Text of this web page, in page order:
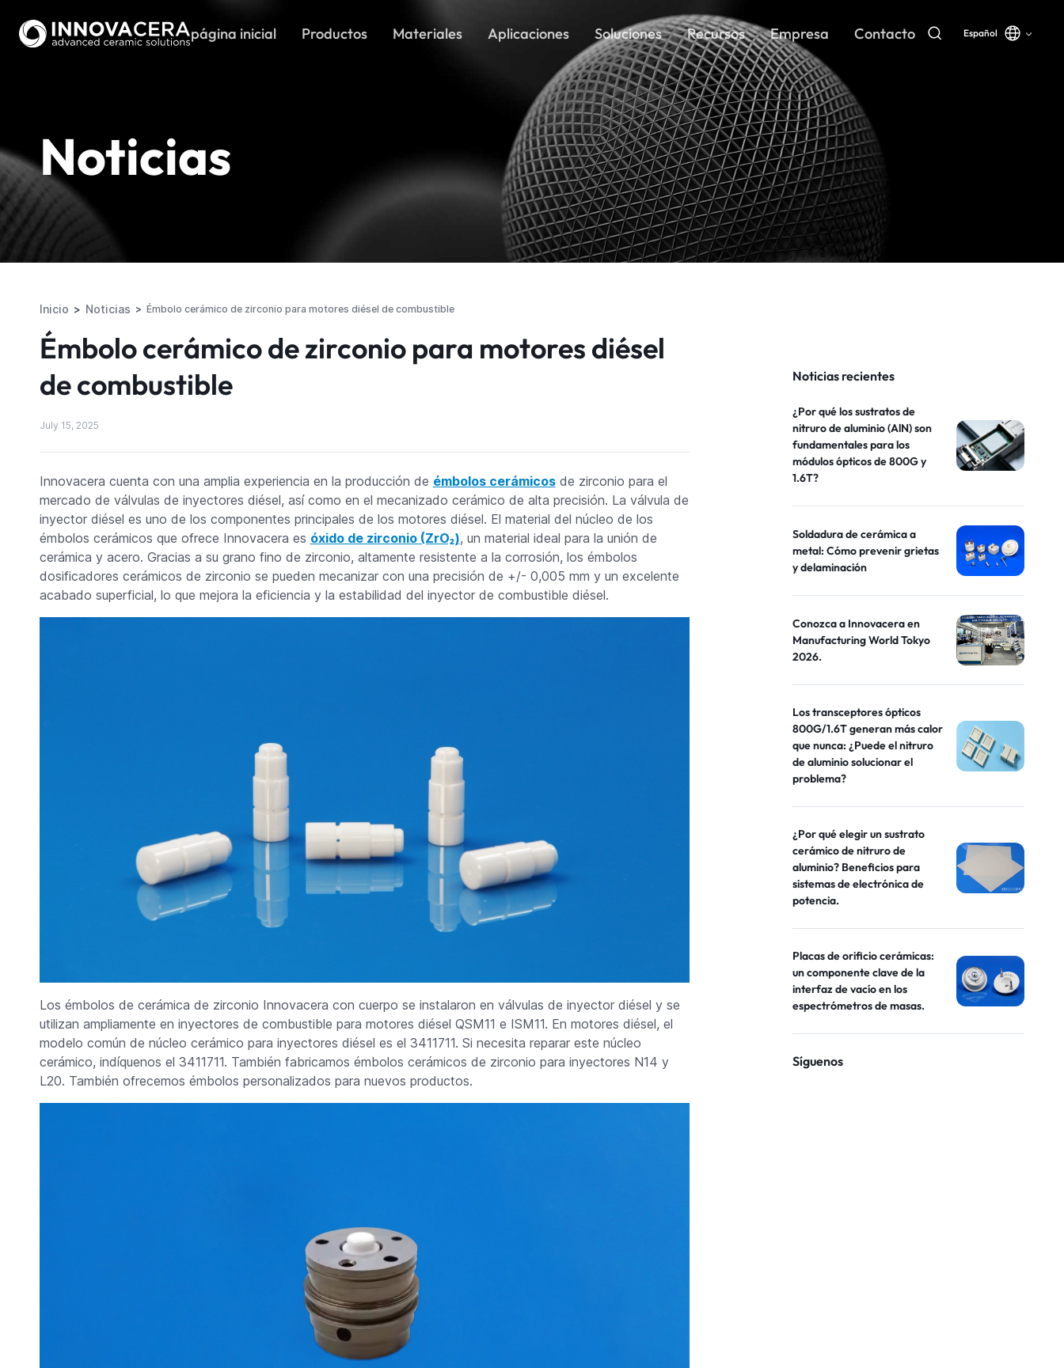
página inicial Productos Materiales Aplicaciones Soluciones Recursos Empresa Contacto Español
Noticias
Inicio Noticias Émbolo cerámico de zirconio para motores diésel de combustible
Émbolo cerámico de zirconio para motores diésel
de combustible
July 15, 2025
Innovacera cuenta con una amplia experiencia en la producción de émbolos cerámicosde zirconio para el
mercado de válvulas de inyectores diésel, así como en el mecanizado cerámico de alta precisión. La válvula de
inyector diésel es uno de los componentes principales de los motores diésel. El material del núcleo de los
émbolos cerámicos que ofrece Innovacera es óxido de zirconio (ZrO₂), un material ideal para la unión de
cerámica y acero. Gracias a su grano fino de zirconio, altamente resistente a la corrosión, los émbolos
dosificadores cerámicos de zirconio se pueden mecanizar con una precisión de +/- 0,005 mm y un excelente
acabado superficial, lo que mejora la eficiencia y la estabilidad del inyector de combustible diésel.
Los émbolos de cerámica de zirconio Innovacera con cuerpo se instalaron en válvulas de inyector diésel y se
utilizan ampliamente en inyectores de combustible para motores diésel QSM11 e ISM11. En motores diésel, el
modelo común de núcleo cerámico para inyectores diésel es el 3411711. Si necesita reparar este núcleo
cerámico, indíquenos el 3411711. También fabricamos émbolos cerámicos de zirconio para inyectores N14 y
L20. También ofrecemos émbolos personalizados para nuevos productos.
Noticias recientes
¿Por qué los sustratos de
nitruro de aluminio (AlN) son
fundamentales para los
módulos ópticos de 800G y
1.6T?
Soldadura de cerámica a
metal: Cómo prevenir grietas
y delaminación
Conozca a Innovacera en
Manufacturing World Tokyo
2026.
Los transceptores ópticos
800G/1.6T generan más calor
que nunca: ¿Puede el nitruro
de aluminio solucionar el
problema?
¿Por qué elegir un sustrato
cerámico de nitruro de
aluminio? Beneficios para
sistemas de electrónica de
potencia.
Placas de orificio cerámicas:
un componente clave de la
interfaz de vacío en los
espectrómetros de masas.
Síguenos